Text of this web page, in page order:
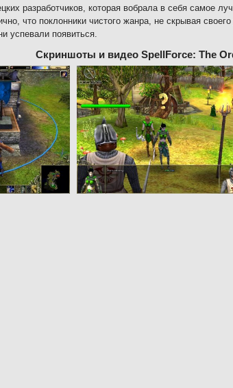
разработчиков, которая вобрала в себя самое
что поклонники чистого жанра, не скрывая
успевали появиться.
Скриншоты и видео SpellForce: The